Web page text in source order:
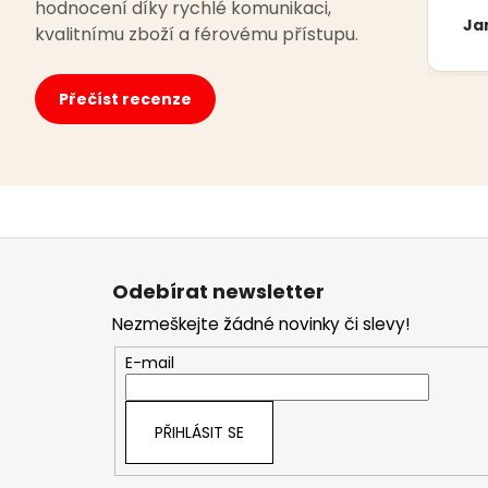
hodnocení díky rychlé komunikaci,
kvalitnímu zboží a férovému přístupu.
Přečíst recenze
Z
Odebírat newsletter
Nezmeškejte žádné novinky či slevy!
E-mail
PŘIHLÁSIT SE